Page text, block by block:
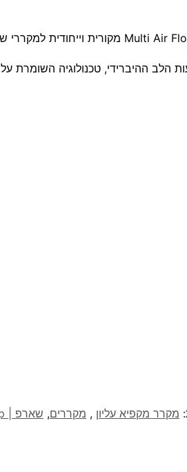
מקרר מקפיא עליון , מקררים, שארפ | Sharp